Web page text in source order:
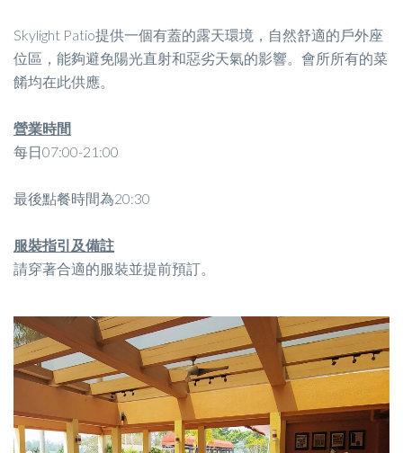
Skylight Patio提供一個有蓋的露天環境，自然舒適的戶外座
位區，能夠避免陽光直射和惡劣天氣的影響。會所所有的菜
餚均在此供應。
營業時間
每日07:00-21:00
最後點餐時間為20:30
服裝指引及備註
請穿著合適的服裝並提前預訂。